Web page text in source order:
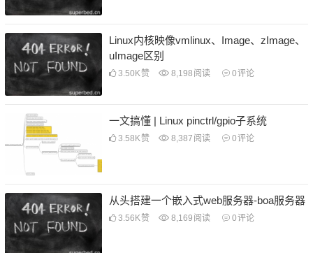
Linux内核映像vmlinux、Image、zImage、
uImage区别
3.50K赞 8,198 阅读 0评论
一文搞懂 | Linux pinctrl/gpio子系统
3.58K赞 8,387 阅读 0评论
从头搭建一个嵌入式web服务器-boa服务器
3.56K赞 8,169 阅读 0评论